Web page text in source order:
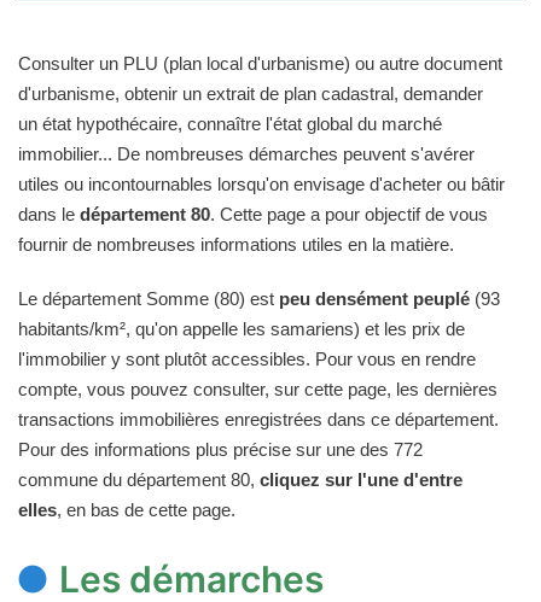
Consulter un PLU (plan local d'urbanisme) ou autre document
d'urbanisme, obtenir un extrait de plan cadastral, demander
un état hypothécaire, connaître l'état global du marché
immobilier... De nombreuses démarches peuvent s'avérer
utiles ou incontournables lorsqu'on envisage d'acheter ou bâtir
dans le département 80. Cette page a pour objectif de vous
fournir de nombreuses informations utiles en la matière.
Le département Somme (80) est peu densément peuplé (93
habitants/km², qu'on appelle les samariens) et les prix de
l'immobilier y sont plutôt accessibles. Pour vous en rendre
compte, vous pouvez consulter, sur cette page, les dernières
transactions immobilières enregistrées dans ce département.
Pour des informations plus précise sur une des 772
commune du département 80, cliquez sur l'une d'entre
elles, en bas de cette page.
Les démarches